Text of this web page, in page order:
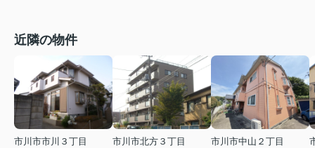
近隣の物件
市川市市川３丁目
市川市北方３丁目
市川市中山２丁目